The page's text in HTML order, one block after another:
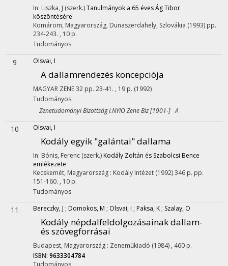
In: Liszka, J (szerk.)Tanulmányok a 65 éves Ág Tibor
köszöntésére
Komárom, Magyarország, Dunaszerdahely, Szlovákia (1993) pp.
234-243. , 10 p.
Tudományos
9 Olsvai, I
A dallamrendezés koncepciója
MAGYAR ZENE32 pp. 23-41. , 19 p. (1992)
Tudományos
Zenetudományi Bizottság I.NYIO Zene Biz [1901-] A
10 Olsvai, I
Kodály egyik "galántai" dallama
In: Bónis, Ferenc (szerk.) Kodály Zoltán és Szabolcsi Bence
emlékezete
Kecskemét, Magyarország : Kodály Intézet (1992)346 p. pp.
151-160. , 10 p.
Tudományos
11 Bereczky, J ; Domokos, M ; Olsvai, I ; Paksa, K ; Szalay, O
Kodály népdalfeldolgozásainak dallam-
és szövegforrásai
Budapest, Magyarország : Zeneműkiadó (1984) , 460 p.
ISBN: 9633304784
Tudományos